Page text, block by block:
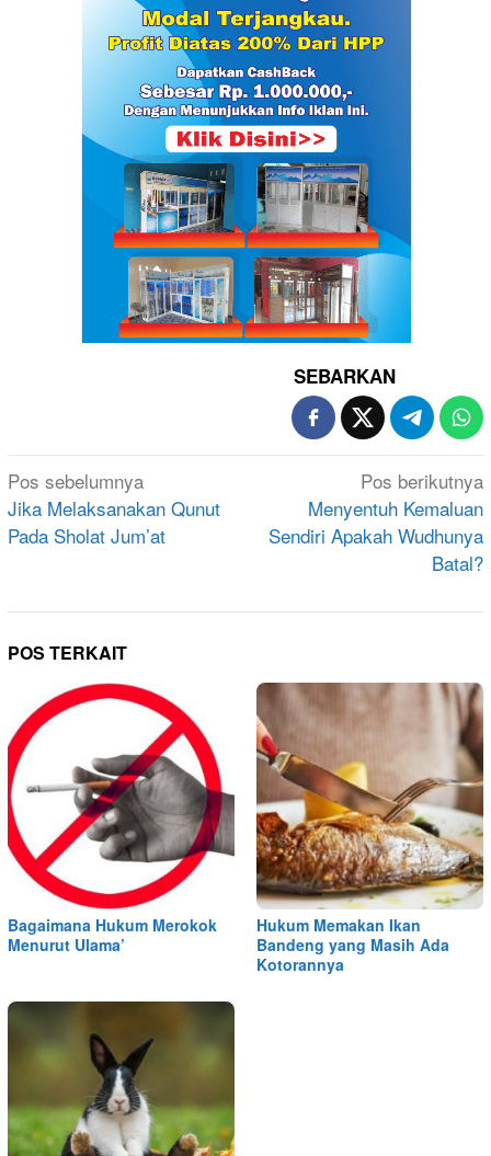
SEBARKAN
Navigasi
pos
Pos sebelumnya
Jika Melaksanakan Qunut
Pada Sholat Jum’at
Pos berikutnya
Menyentuh Kemaluan
Sendiri Apakah Wudhunya
Batal?
POS TERKAIT
Bagaimana Hukum Merokok
Menurut Ulama’
Hukum Memakan Ikan
Bandeng yang Masih Ada
Kotorannya